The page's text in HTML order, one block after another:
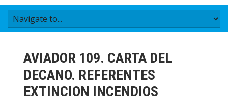
AVIADOR 109. CARTA DEL
DECANO. REFERENTES
EXTINCION INCENDIOS